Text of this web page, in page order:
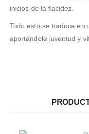
inicios de la flacidez.
Todo esto se traduce en
aportándole juventud y